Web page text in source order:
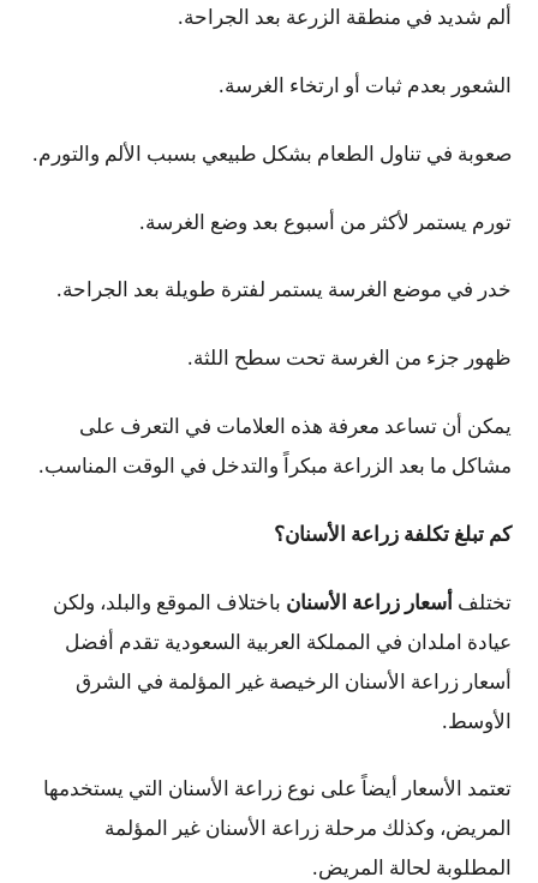
ألم شديد في منطقة الزرعة بعد الجراحة.
الشعور بعدم ثبات أو ارتخاء الغرسة.
صعوبة في تناول الطعام بشكل طبيعي بسبب الألم والتورم.
تورم يستمر لأكثر من أسبوع بعد وضع الغرسة.
خدر في موضع الغرسة يستمر لفترة طويلة بعد الجراحة.
ظهور جزء من الغرسة تحت سطح اللثة.
يمكن أن تساعد معرفة هذه العلامات في التعرف على
مشاكل ما بعد الزراعة مبكراً والتدخل في الوقت المناسب.
كم تبلغ تكلفة زراعة الأسنان؟
تختلفأسعار زراعة الأسنان باختلاف الموقع والبلد، ولكن
عيادة املدان في المملكة العربية السعودية تقدم أفضل
أسعار زراعة الأسنان الرخيصة غير المؤلمة في الشرق
الأوسط.
تعتمد الأسعار أيضاً على نوع زراعة الأسنان التي يستخدمها
المريض، وكذلك مرحلة زراعة الأسنان غير المؤلمة
المطلوبة لحالة المريض.